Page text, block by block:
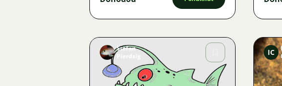
Stefan
Pierdzig
IC